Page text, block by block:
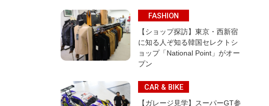
FASHION
【ショップ探訪】東京・西新宿
に知る人ぞ知る韓国セレクトシ
ョップ「National Point」がオー
プン
CAR & BIKE
【ガレージ見学】スーパーGT参